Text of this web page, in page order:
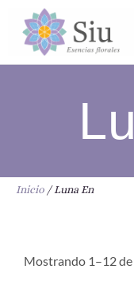
contenido
Inicio / Luna En
Mostrando 1–12